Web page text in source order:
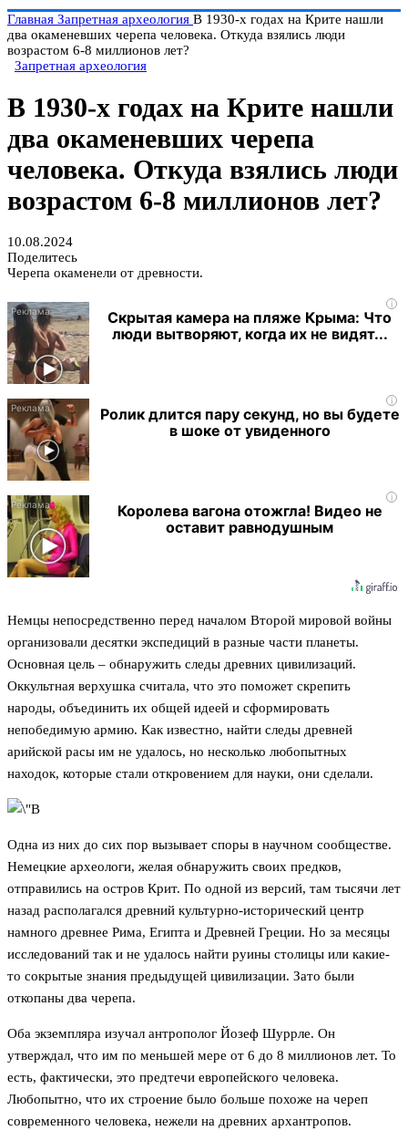
Главная Запретная археология В 1930-х годах на Крите нашли
два окаменевших черепа человека. Откуда взялись люди
возрастом 6-8 миллионов лет?
Запретная археология
В 1930-х годах на Крите нашли
два окаменевших черепа
человека. Откуда взялись люди
возрастом 6-8 миллионов лет?
10.08.2024
Поделитесь
Черепа окаменели от древности.
i
Скрытая камера на пляже Крыма: Что
люди вытворяют, когда их не видят...
i
Ролик длится пару секунд, но вы будете
в шоке от увиденного
i
Королева вагона отожгла! Видео не
оставит равнодушным
Немцы непосредственно перед началом Второй мировой войны
организовали десятки экспедиций в разные части планеты.
Основная цель – обнаружить следы древних цивилизаций.
Оккультная верхушка считала, что это поможет скрепить
народы, объединить их общей идеей и сформировать
непобедимую армию. Как известно, найти следы древней
арийской расы им не удалось, но несколько любопытных
находок, которые стали откровением для науки, они сделали.
Одна из них до сих пор вызывает споры в научном сообществе.
Немецкие археологи, желая обнаружить своих предков,
отправились на остров Крит. По одной из версий, там тысячи лет
назад располагался древний культурно-исторический центр
намного древнее Рима, Египта и Древней Греции. Но за месяцы
исследований так и не удалось найти руины столицы или какие-
то сокрытые знания предыдущей цивилизации. Зато были
откопаны два черепа.
Оба экземпляра изучал антрополог Йозеф Шуррле. Он
утверждал, что им по меньшей мере от 6 до 8 миллионов лет. То
есть, фактически, это предтечи европейского человека.
Любопытно, что их строение было больше похоже на череп
современного человека, нежели на древних архантропов.